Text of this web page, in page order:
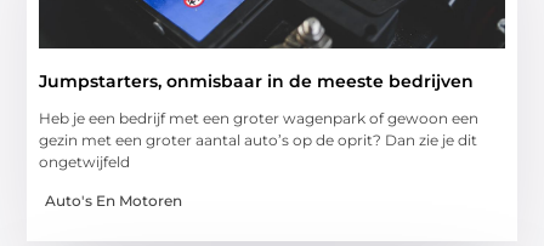
Jumpstarters, onmisbaar in de meeste bedrijven
Heb je een bedrijf met een groter wagenpark of gewoon een
gezin met een groter aantal auto’s op de oprit? Dan zie je dit
ongetwijfeld
Auto's En Motoren